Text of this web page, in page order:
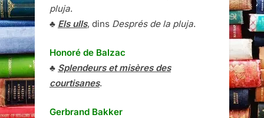
pluja.
♣ Els ulls, dins Després de la pluja.
Honoré de Balzac
♣ Splendeurs et misères des
courtisanes.
Gerbrand Bakker